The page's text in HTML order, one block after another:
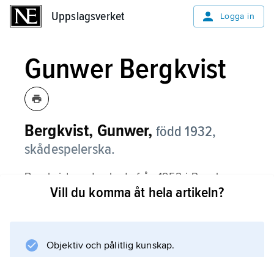
Uppslagsverket Logga in
Gunwer Bergkvist
Bergkvist, Gunwer, född 1932,
skådespelerska.
Bergkvist medverkade från 1952 i Povel
Ramels Knäppupp-revyer och blev populär
Story” (1956).
Vill du komma åt hela artikeln?
Objektiv och pålitlig kunskap.